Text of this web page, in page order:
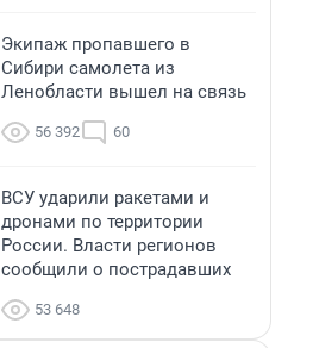
Экипаж пропавшего в
Сибири самолета из
Ленобласти вышел на связь
56 392 60
ВСУ ударили ракетами и
дронами по территории
России. Власти регионов
сообщили о пострадавших
53 648